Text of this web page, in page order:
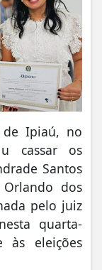
de Ipiaú, no
cassar os
Santos
dos
pelo juiz
quarta-
às eleições